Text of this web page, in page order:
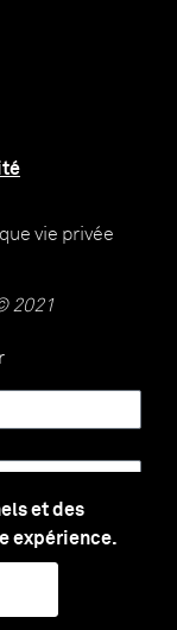
et des
expérience.
vie privée
2021